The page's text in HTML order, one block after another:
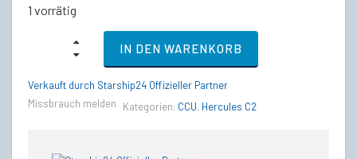
1 vorrätig
(IAE
-
IN DEN WARENKORB
Verkauft durch Starship24 Offizieller Partner
Missbrauch melden
Kategorien: CCU, Hercules C2